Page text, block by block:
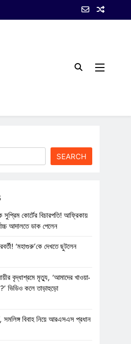
SEARCH
সুপ্রিম কোর্টের বিচারপতি! আফ্রিকায়
আদালতে ডাক পেলেন
‘মহাগুরু’কে দেখতে ছুটলেন
বৃদ্ধাশ্রমে মৃত্যু, ‘আমাদের খাওয়া-
ভিডিও কলে তাড়াহুড়ো
বিবাহ নিয়ে আরএসএস প্রধান